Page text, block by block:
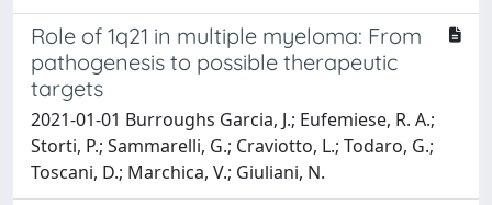
Role of 1q21 in multiple myeloma: From
pathogenesis to possible therapeutic
targets
2021-01-01 Burroughs Garcia, J.; Eufemiese, R. A.;
Storti, P.; Sammarelli, G.; Craviotto, L.; Todaro, G.;
Toscani, D.; Marchica, V.; Giuliani, N.